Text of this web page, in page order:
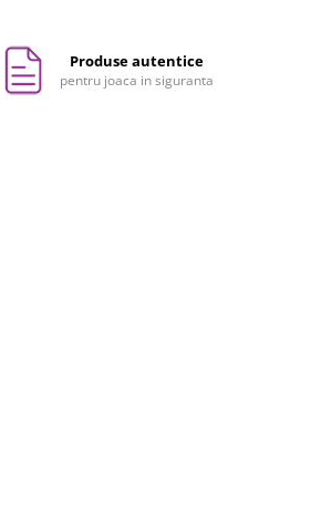
Produse autentice
pentru joaca in siguranta